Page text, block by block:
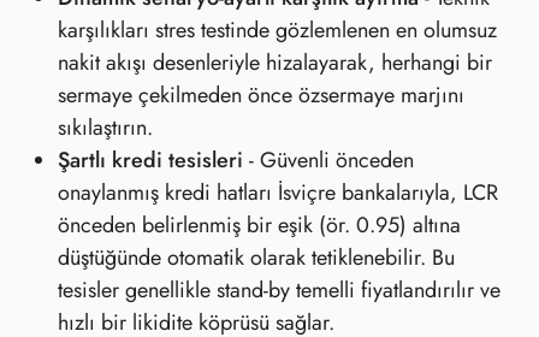
karşılıkları stres testinde gözlemlenen en olumsuz
nakit akışı desenleriyle hizalayarak, herhangi bir
sermaye çekilmeden önce özsermaye marjını
sıkılaştırın.
Şartlı kredi tesisleri - Güvenli önceden
onaylanmış kredi hatları İsviçre bankalarıyla, LCR
önceden belirlenmiş bir eşik (ör. 0.95) altına
düştüğünde otomatik olarak tetiklenebilir. Bu
tesisler genellikle stand‑by temelli fiyatlandırılır ve
hızlı bir likidite köprüsü sağlar.